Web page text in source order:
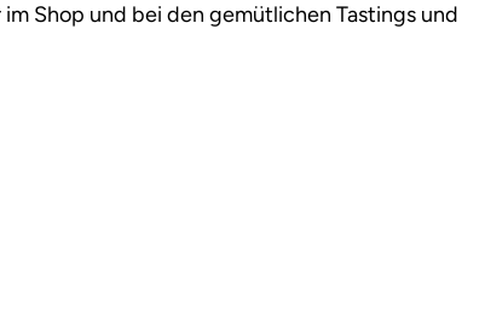
Shop und bei den gemütlichen Tastings und